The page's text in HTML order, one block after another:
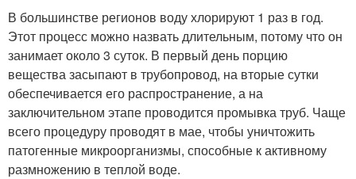
В большинстве регионов воду хлорируют 1 раз в год.
Этот процесс можно назвать длительным, потому что он
занимает около 3 суток. В первый день порцию
вещества засыпают в трубопровод, на вторые сутки
обеспечивается его распространение, а на
заключительном этапе проводится промывка труб. Чаще
всего процедуру проводят в мае, чтобы уничтожить
патогенные микроорганизмы, способные к активному
размножению в теплой воде.